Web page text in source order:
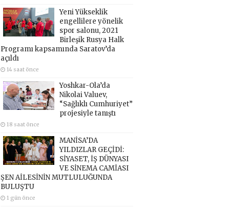
Yeni Yükseklik
engellilere yönelik
spor salonu, 2021
Birleşik Rusya Halk
Programı kapsamında Saratov’da
açıldı
14 saat önce
Yoshkar-Ola’da
Nikolai Valuev,
“Sağlıklı Cumhuriyet”
projesiyle tanıştı
18 saat önce
MANİSA’DA
YILDIZLAR GEÇİDİ:
SİYASET, İŞ DÜNYASI
VE SİNEMA CAMİASI
ŞEN AİLESİNİN MUTLULUĞUNDA
BULUŞTU
1 gün önce